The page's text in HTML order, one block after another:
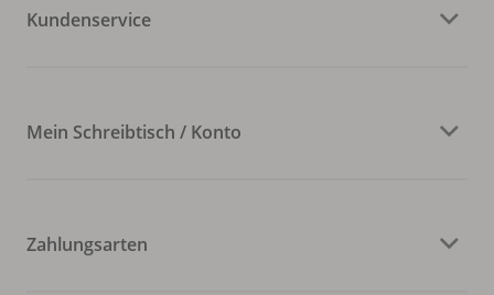
Kundenservice
Mein Schreibtisch / Konto
Zahlungsarten